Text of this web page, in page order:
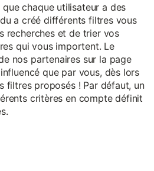
chaque utilisateur a des
a créé différents filtres vous
recherches et de trier vos
qui vous importent. Le
nos partenaires sur la page
que par vous, dès lors
filtres proposés ! Par défaut, un
critères en compte définit